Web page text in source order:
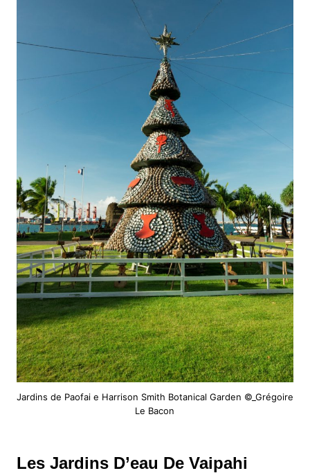
Jardins de Paofai e Harrison Smith Botanical Garden ©_Grégoire
Le Bacon
Les Jardins D’eau De Vaipahi